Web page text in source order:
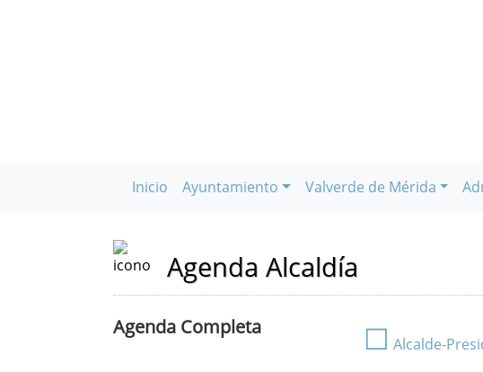
Inicio Ayuntamiento Valverde de Mérida
Agenda Alcaldía
Agenda Completa ☐ Alcalde-